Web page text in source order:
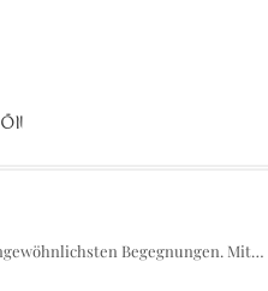
Begegnungen. Mit…